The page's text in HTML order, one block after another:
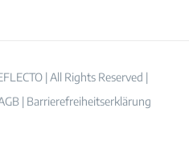
| All Rights Reserved |
| Barrierefreiheitserklärung